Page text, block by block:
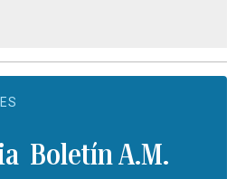
Boletín A.M.